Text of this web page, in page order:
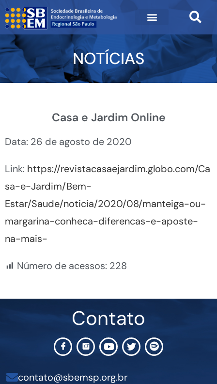
NOTÍCIAS
Casa e Jardim Online
Data: 26 de agosto de 2020
Link: https://revistacasaejardim.globo.com/Ca
sa-e-Jardim/Bem-
Estar/Saude/noticia/2020/08/manteiga-ou-
margarina-conheca-diferencas-e-aposte-
na-mais-
Número de acessos: 228
Contato
contato@sbemsp.org.br